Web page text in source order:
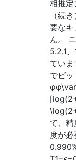
相推定
（続
要なキ
ん。
5.2.1
てい
でビッ
て、
度が必